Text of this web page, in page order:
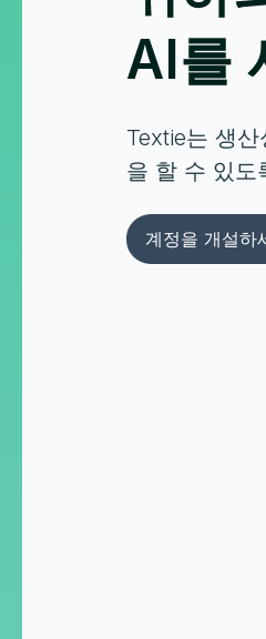
AI를
Textie는 생
을 할 수 있도
계정을 개설하